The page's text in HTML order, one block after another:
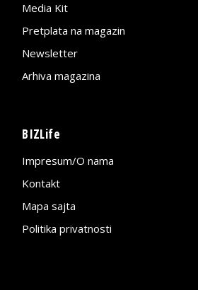
Media Kit
Pretplata na magazin
Newsletter
Arhiva magazina
BIZLife
Impresum/O nama
Kontakt
Mapa sajta
Politika privatnosti